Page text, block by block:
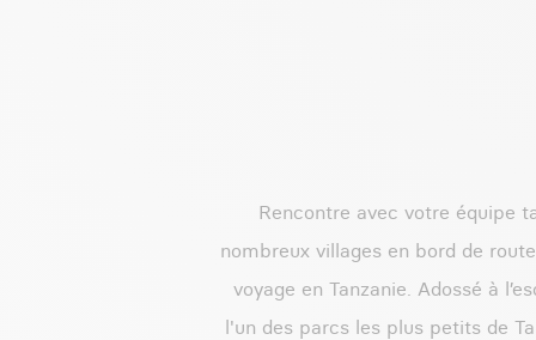
Rencontre avec votre équipe
nombreux villages en bord de
voyage en Tanzanie. Adossé à
l'un des parcs les plus petits de